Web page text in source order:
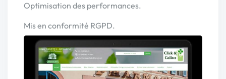
Optimisation des performances.
Mis en conformité RGPD.